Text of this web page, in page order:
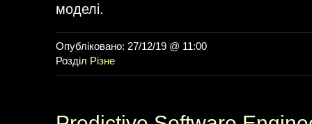
моделі.
Опубліковано: 27/12/19 @ 11:00
Розділ Різне